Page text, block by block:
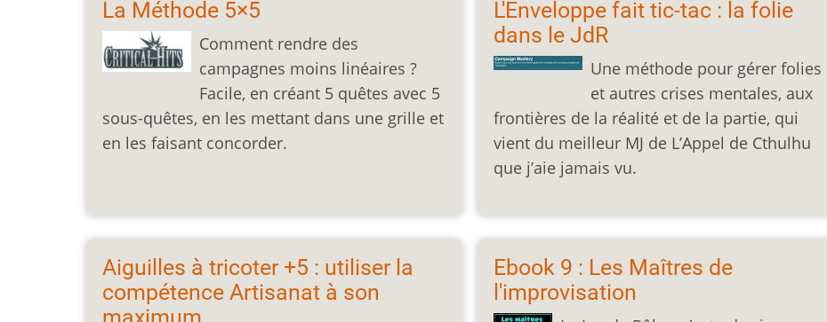
La Méthode 5×5
Comment rendre des
campagnes moins linéaires ?
Facile, en créant 5 quêtes avec 5
sous-quêtes, en les mettant dans une grille et
en les faisant concorder.
L'Enveloppe fait tic-tac : la folie
dans le JdR
Une méthode pour gérer folies
et autres crises mentales, aux
frontières de la réalité et de la partie, qui
vient du meilleur MJ de L’Appel de Cthulhu
que j’aie jamais vu.
Aiguilles à tricoter +5 : utiliser la
compétence Artisanat à son
Ebook 9 : Les Maîtres de
l'improvisation